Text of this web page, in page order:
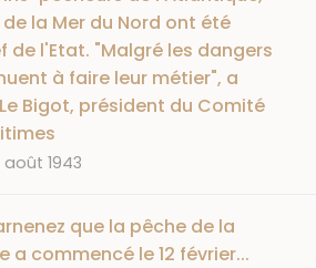
la Mer du Nord ont été
de l'Etat. "Malgré les dangers
à faire leur métier", a
Bigot, président du Comité
août 1943
que la pêche de la
a commencé le 12 février...